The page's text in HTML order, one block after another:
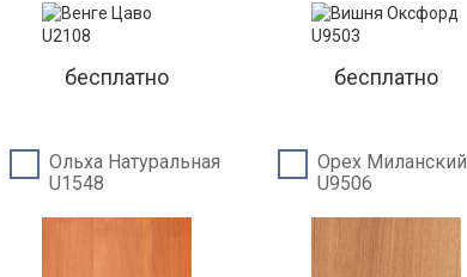
бесплатно бесплатно
Ольха Натуральная
U1548
Орех Миланский
U9506